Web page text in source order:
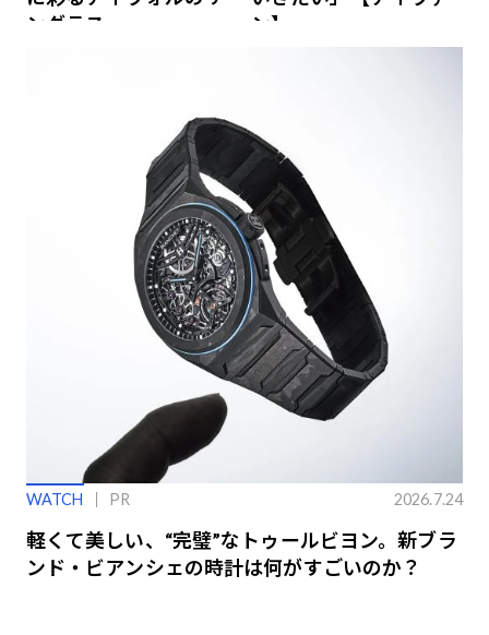
ングラス
ン】
WATCH PR 2026.7.24
軽くて美しい、“完璧”なトゥールビヨン。新ブラ
ンド・ビアンシェの時計は何がすごいのか？